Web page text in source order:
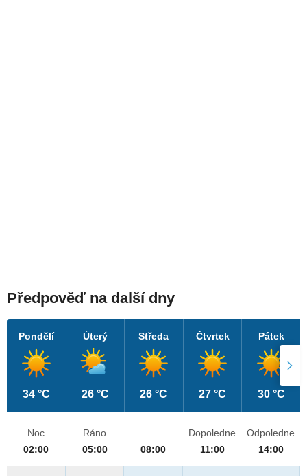
Předpověď na další dny
Pondělí
34 °C
Úterý
26 °C
Středa
26 °C
Čtvrtek
27 °C
Pátek
30 °C
Noc
02:00
Ráno
05:00
08:00
Dopoledne
11:00
Odpoledne
14:00